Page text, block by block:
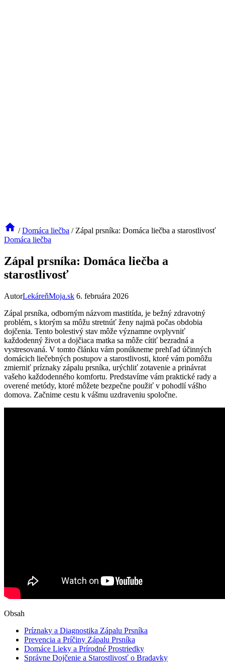
/ Domáca liečba / Zápal prsníka: Domáca liečba a starostlivosť
Domáca liečba
Zápal prsníka: Domáca liečba a
starostlivosť
AutorLekáreňMoja.sk 6. februára 2026
Zápal prsníka, odborným názvom mastitída, je ⁣bežný zdravotný
problém, s ktorým sa môžu stretnúť ⁢ženy najmä počas obdobia
dojčenia. ​Tento bolestivý stav môže významne‍ ovplyvniť⁢
každodenný život a dojčiaca matka ‍sa môže cítiť bezradná a
vystresovaná. V tomto článku vám ‍ponúkneme prehľad účinných
domácich liečebných postupov a starostlivosti, ktoré vám pomôžu
zmierniť ⁣príznaky‍ zápalu prsníka, urýchliť zotavenie a prinávrat
vašeho každodenného komfortu. ‌Predstavíme vám praktické rady a
overené metódy, ktoré ‌môžete bezpečne použiť v pohodlí vášho
domova. Začnime cestu k vášmu uzdraveniu spoločne.
Obsah
Príznaky a ‌Diagnostika Zápalu⁢ Prsníka
Prevencia a Príčiny Zápalu ⁢Prsníka
Domáce Lieky a Prírodné Prostriedky
Správne Dojčenie a Starostlivosť o Bradavky